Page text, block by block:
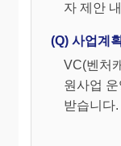
자 제안
(Q) 사업계
VC(벤처
원사업
받습니다.